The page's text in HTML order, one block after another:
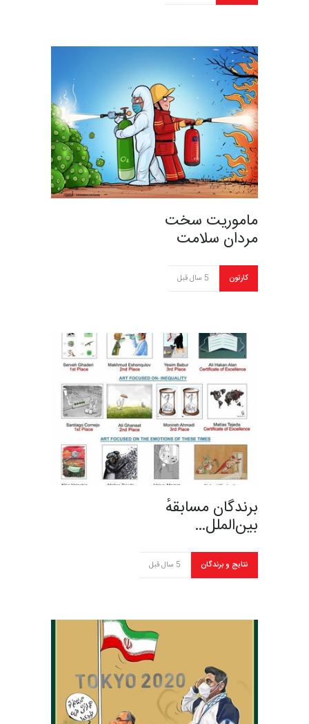
ماموریت سخت
مردان سلامت
کارتون 5 سال قبل
برندگان مسابقهٔ
بین‌الملل…
نتایج و برندگان 5 سال قبل